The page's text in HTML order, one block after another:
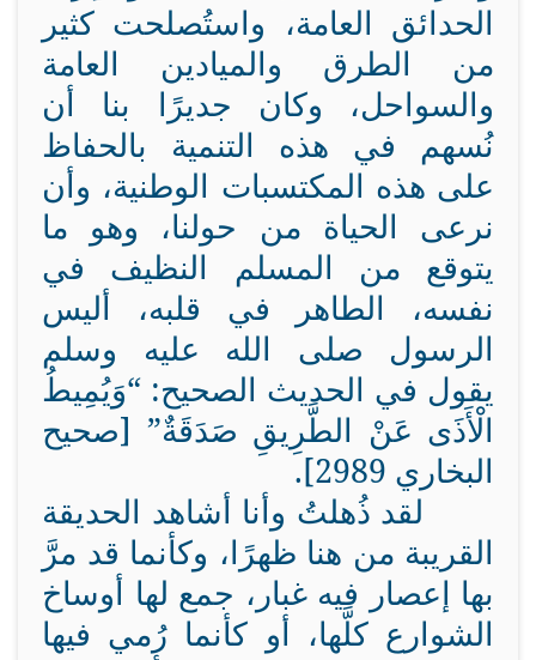
الحدائق العامة، واستُصلحت كثير
من الطرق والميادين العامة
والسواحل، وكان جديرًا بنا أن
نُسهم في هذه التنمية بالحفاظ
على هذه المكتسبات الوطنية، وأن
نرعى الحياة من حولنا، وهو ما
يتوقع من المسلم النظيف في
نفسه، الطاهر في قلبه، أليس
الرسول صلى الله عليه وسلم
يقول في الحديث الصحيح: “وَيُمِيطُ
الْأَذَى عَنْ الطَّرِيقِ صَدَقَةٌ” [صحيح
البخاري 2989].
لقد ذُهلتُ وأنا أشاهد الحديقة
القريبة من هنا ظهرًا، وكأنما قد مرَّ
بها إعصار فيه غبار، جمع لها أوساخ
الشوارع كلَّها، أو كأنما رُمي فيها